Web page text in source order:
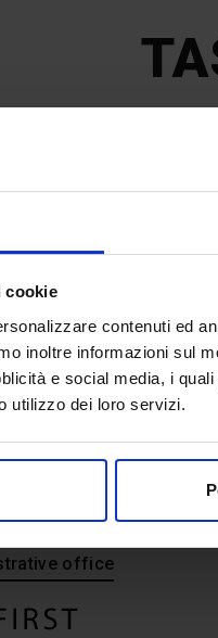
cookie
contenuti ed
inoltre informazioni sul
e social media, i
utilizzo dei loro servizi.
office